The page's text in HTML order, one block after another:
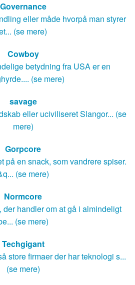
Governance
eller måde hvorpå man styrer
(se mere)
Cowboy
betydning fra USA er en
(se mere)
savage
eller uciviliseret Slangor... (se
mere)
Gorpcore
på en snack, som vandrere spiser.
(se mere)
Normcore
der handler om at gå i almindeligt
(se mere)
Techgigant
store firmaer der har teknologi s...
(se mere)